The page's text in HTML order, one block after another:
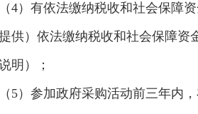
（4）有依法缴纳税收和社会保障
供）依法缴纳税收和社会保障
明）；
（5）参加政府采购活动前三年内